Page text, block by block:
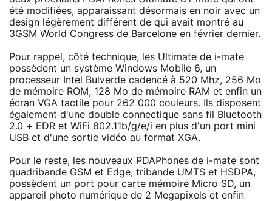
été modifiées, apparaissant désormais en noir avec un
design légèrement différent de qui avait montré au
3GSM World Congress de Barcelone en février dernier.
Pour rappel, côté technique, les Ultimate de i-mate
possèdent un système Windows Mobile 6, un
processeur Intel Bulverde cadencé à 520 Mhz, 256 Mo
de mémoire ROM, 128 Mo de mémoire RAM et enfin un
écran VGA tactile pour 262 000 couleurs. Ils disposent
également d'une double connectique sans fil Bluetooth
2.0 + EDR et WiFi 802.11b/g/e/i en plus d'un port mini
USB et d'une sortie vidéo au format XGA.
Pour le reste, les nouveaux PDAPhones de i-mate sont
quadribande GSM et Edge, tribande UMTS et HSDPA,
possèdent un port pour carte mémoire Micro SD, un
appareil photo numérique de 2 Megapixels et enfin